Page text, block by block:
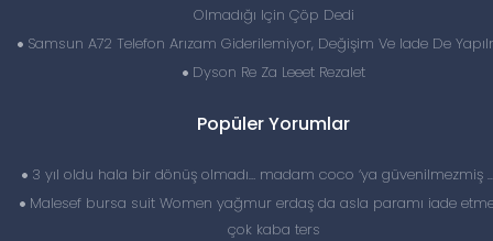
Olmadığı Için Çöp Dedi
Samsun A72 Telefon Arızam Giderilemiyor, Değişim Ve Iade De
Dyson Re Za Leeet Rezalet
Popüler Yorumlar
3 yıl oldu hala bir dönüş olmadı… madam coco ‘ya güvenilmezmiş
Malesef bursa suit Women yağmur erdaş da asla paramı iade
çok kaba ters